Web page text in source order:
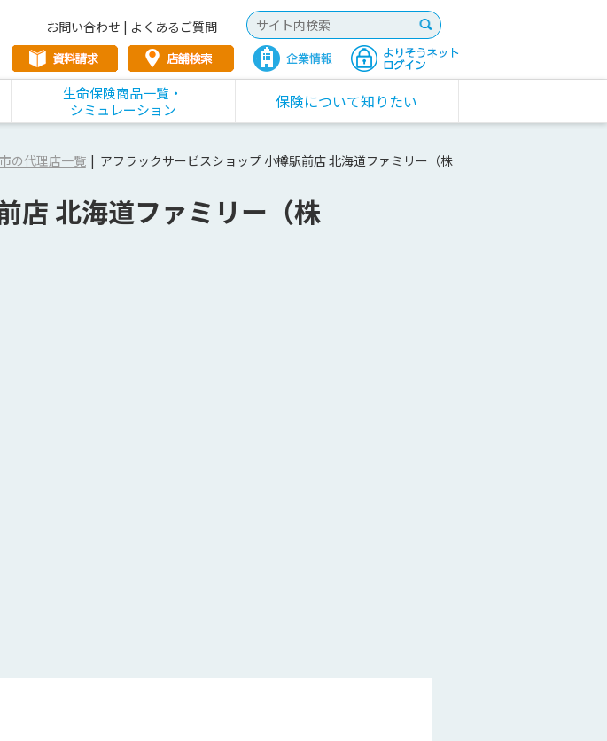
お問い合わせ | よくあるご質問
生命保険商品一覧・
シミュレーション
保険について知りたい
の代理店一覧 アフラックサービスショップ 小樽駅前店 北海道ファミリー（株
店 北海道ファミリー（株